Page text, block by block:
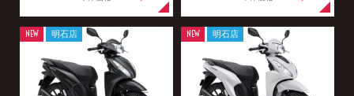
NEW 明石店 NEW 明石店